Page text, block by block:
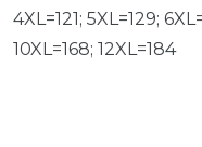
4XL=121; 5XL=129;
10XL=168; 12XL =184